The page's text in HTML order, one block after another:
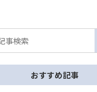
おすすめ記事